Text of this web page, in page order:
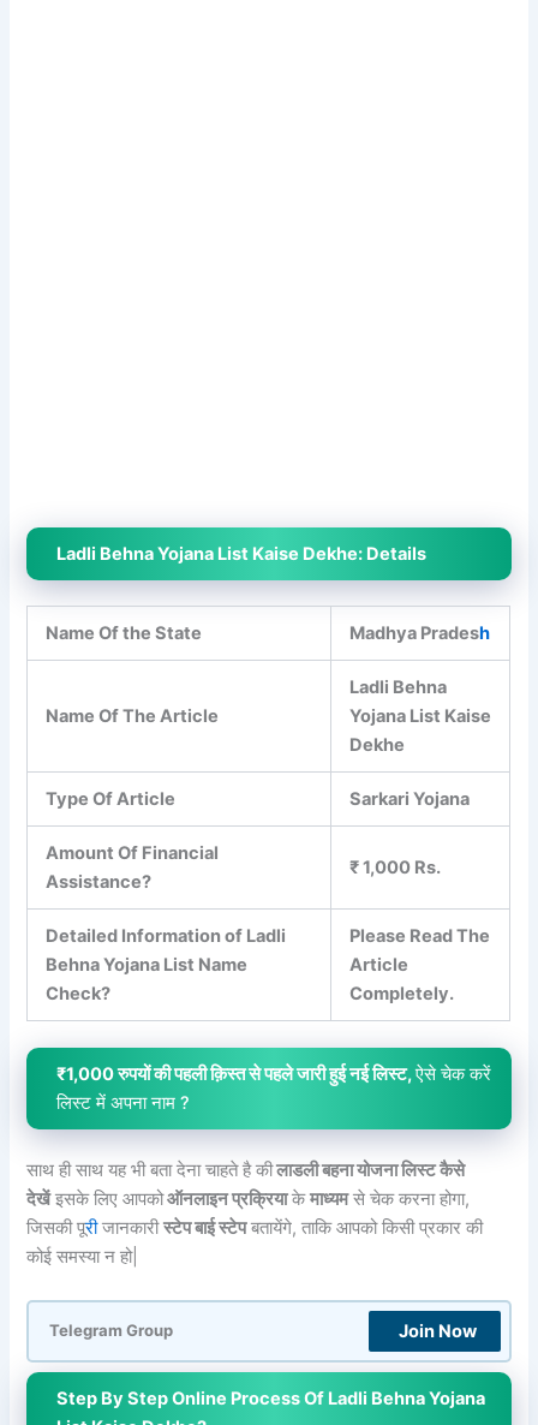
Ladli Behna Yojana List Kaise Dekhe: Details
Name Of the State Madhya Pradesh
Name Of The Article
Ladli Behna
Yojana List Kaise
Dekhe
Type Of Article Sarkari Yojana
Amount Of Financial
Assistance?
₹ 1,000 Rs.
Detailed Information of Ladli
Behna Yojana List Name
Check?
Please Read The
Article
Completely.
₹1,000 रुपयों की पहली क़िस्त से पहले जारी हुई नई लिस्ट,ऐसे चेक करें
लिस्ट में अपना नाम ?
साथ ही साथ यह भी बता देना चाहते है कीलाडली बहना योजना लिस्ट कैसे
देखेंइसके लिए आपकोऑनलाइन प्रक्रियाकेमाध्यमसे चेक करना होगा,
जिसकी पूरीजानकारीस्टेप बाई स्टेपबतायेंगे, ताकि आपको किसी प्रकार की
कोई समस्या न हो|
Telegram Group Join Now
Step By Step Online Process Of Ladli Behna Yojana